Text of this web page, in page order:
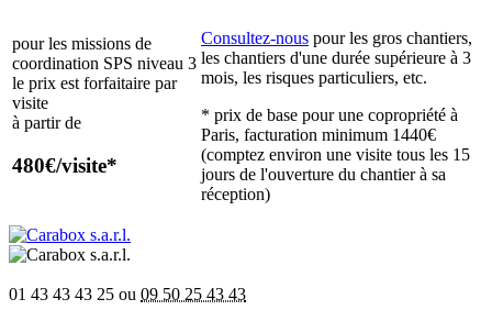
pour les missions de
coordination SPS niveau 3
le prix est forfaitaire par
visite
à partir de
480€/visite*
Consultez-nous pour les gros chantiers,
les chantiers d'une durée supérieure à 3
mois, les risques particuliers, etc.
* prix de base pour une copropriété à
Paris, facturation minimum 1440€
(comptez environ une visite tous les 15
jours de l'ouverture du chantierà sa
réception)
01 43 43 43 25 ou 09 50 25 43 43